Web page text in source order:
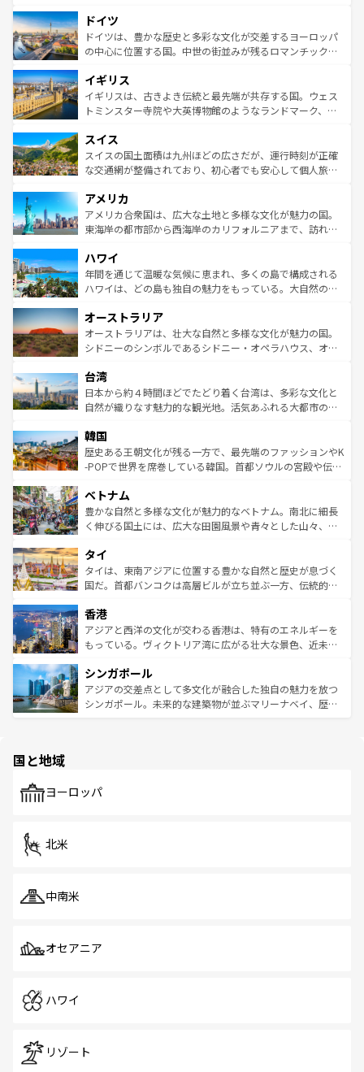
せる。地方によって風土や気候が異なるスペインはその個
性で訪れる人を魅了する。 なお、新着のスペイン情報は コ
ンテンツ一覧を参照してほしい。
で、幅広い魅力が詰まっている。華麗な宮殿、歴史的な大
聖堂、美しいビーチ、そして豊かな自然が、訪れる者を心
から魅了する。また、フランスは美食の国としても知ら
いる。シャンパンの発祥地であるランス、プロヴァンスの
香り高いラベンダー畑など、多彩な楽しみ方が可能だ。さ
らに、パリ以外の地域にも魅力が溢れており、どの街角に
れる地方に足を運ぶとそれぞれで全く異なる文化を体験で
きるだろう。 なお、新着のフランス情報はコンテンツ一覧
を参照してほしい。
ドイツ
ドイツは、豊かな歴史と多彩な文化が交差するヨーロッパ
の中心に位置する国。中世の街並みが残るロマンチック街
顔を持つこの国は、どこを歩いても飽きることがない。ベ
ルリンの文化的活気、バイエルン州のアルプスの絶景、そ
してライン川沿いのワイン畑といった風景は必見。ビール
は、お酒好きな人にはぜひ体験してほしい。 なお、新着の
ドイツ情報はコンテンツ一覧を参照してほしい。
イギリス
イギリスは、古きよき伝統と最先端が共存する国。ウェス
トミンスター寺院や大英博物館のようなランドマーク、歴
リアごとに異なる魅力がある。また、優雅なアフタヌーン
ティー、ビール好きにはたまらない英国パブ、サッカー観
戦など、本場だからこそできる体験も豊富。イギリスを旅
ンツ一覧を参照してほしい。
スイス
スイスの国土面積は九州ほどの広さだが、運行時刻が正確
な交通網が整備されており、初心者でも安心して個人旅行
の建物がそのまま残る町や、スイスならではのユニークな
博物館もあり、アルプス観光だけでなく町歩きも満喫する
ことができる。国民の所得が高いため物価も高いが、旅行
ば市内交通費無料で観光を楽しむこともできる。 なお、新
着のスイス情報はコンテンツ一覧 を参照してほしい。
アメリカ
アメリカ合衆国は、広大な土地と多様な文化が魅力の国。
東海岸の都市部から西海岸のカリフォルニアまで、訪れる
のような巨大都市は、観光、ショッピング、エンターテイ
ンメントが詰まった刺激的なスポットだ。一方、アメリカ
西部には大自然が広がり、グランドキャニオンやイエロー
部のニューオーリンズでは、音楽と美食が融合した独特の
文化が魅力。旅行者はアメリカの各地域で異なる魅力を楽
しみながら、その多様性と豊かな歴史を感じることができ
ならではの贅沢な旅のスタイルだ。 なお、新着のアメリカ
情報はコンテンツ一覧を参照してほしい。
ハワイ
年間を通じて温暖な気候に恵まれ、多くの島で構成される
ハワイは、どの島も独自の魅力をもっている。大自然の神
ワイ島は見逃せない。また、定番の観光地といえばオアフ
島だが、静かな自然を求めるならマウイ島やカウアイ島が
おすすめ。エメラルドグリーンに輝く海をはじめ、豊かな
れるおもてなしの心で訪れる人々を迎えてくれるハワイの
人々、おいしいローカルフードやハワイアンミュージッ
ク、伝統的なフラダンスなど、すべてがハワイの魅力を彩
ワイを、存分に味わってほしい。 なお、新着のハワイ情報
はコンテンツ一覧を参照してほしい。
オーストラリア
オーストラリアは、壮大な自然と多様な文化が魅力の国。
シドニーのシンボルであるシドニー・オペラハウス、オー
リアリーフや大陸中央部にそびえるウルル（エアーズロッ
ク）、タスマニアの美しい原生林やケアンズの熱帯雨林な
ど、見どころがたくさん。また、カフェやワイン、オージ
いる。アクティビティも充実しており、サーフィンやダイ
ビング、ハイキングなど、アウトドア好きにはたまらな
い。オーストラリアの多彩な魅力を存分に味わいつくそ
参照してほしい。
台湾
日本から約４時間ほどでたどり着く台湾は、多彩な文化と
自然が織りなす魅力的な観光地。活気あふれる大都市の台
ン）、静ひつな山岳地帯である台湾東部など、都市の喧騒
と山間の静けさが共存しており、訪れる人に新しい発見と
驚きをもたらしてくれる。また、奥深い台湾の食文化も魅
容にもいいと評判のスイーツなど、バラエティ豊かな料理
が味わえる。 なお、新着の台湾情報は コンテンツ一覧を参
照してほしい。
韓国
歴史ある王朝文化が残る一方で、最先端のファッションやK
-POPで世界を席巻している韓国。首都ソウルの宮殿や伝統
き、地方に足を延ばせば四季折々の自然美を楽しむことが
できる。そして、キムチや焼肉、絶品のストリートフード
まで、さまざまな韓国料理が待っている。夜には、韓国な
リティに包まれながら、韓国の多彩な魅力を心ゆくまで味
わってみてほしい。 なお、新着の韓国情報はコンテンツ一
覧を参照してほしい。
ベトナム
豊かな自然と多様な文化が魅力的なベトナム。南北に細長
く伸びる国土には、広大な田園風景や青々とした山々、世
急速な発展と共に伝統が息づく。ハノイの古い町並みやホ
ーチミン市のフランス統治時代の建物も、独特の雰囲気を
醸し出している。また、バラエティの豊かさとおいしさで
とつ。フォーやバインミー、ベトナムコーヒーなどは、ぜ
ひ現地で味わいたい。どの地域を訪れてもあたたかい人々
が旅行者を迎えてくれるので、きっと忘れられない旅にな
参照してほしい。
タイ
タイは、東南アジアに位置する豊かな自然と歴史が息づく
国だ。首都バンコクは高層ビルが立ち並ぶ一方、伝統的な
の活気が交差している。北部ではチェンマイなどの山岳地
帯で自然と触れ合い、南部ではプーケットやクラビの美し
いビーチでリゾート気分を楽しむことができる。タイ料理
激する。気候は一年中温暖で、どの季節にも異なる楽しみ
が待っている。親しみやすいタイの人々、仏教を中心とし
た文化、そして多様な観光資源が、訪れる旅人を魅了し続
香港
アジアと西洋の文化が交わる香港は、特有のエネルギーを
もっている。ヴィクトリア湾に広がる壮大な景色、近未来
み、どこを訪れても感動するはず。観光スポットが密集し
ており、効率よく見どころを回れるのも魅力。息をのむよ
うな絶景から文化的な体験まで、香港を存分に楽しみ尽く
シンガポール
アジアの交差点として多文化が融合した独自の魅力を放つ
シンガポール。未来的な建築物が並ぶマリーナベイ、歴史
で、ホーカーズは地元の風情を楽しめる外せないスポット
国と地域
ヨーロッパ
北米
中南米
オセアニア
ハワイ
リゾート